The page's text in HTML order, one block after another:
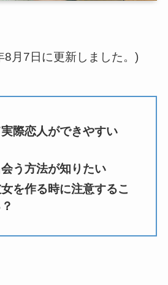
8月7日に更新しました。)
際恋人ができやすい
う方法が知りたい
を作る時に注意するこ